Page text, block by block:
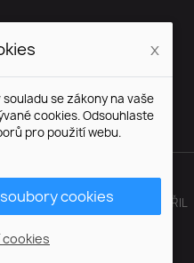
VYHRAZENA. SHOP S ♥ VYTVOŘIL
x
se zákony na vaše
cookies. Odsouhlaste
pro použití webu.
cookies